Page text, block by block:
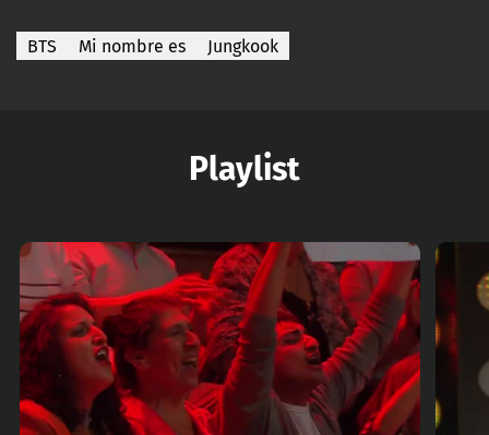
BTS Mi nombre es Jungkook
Playlist